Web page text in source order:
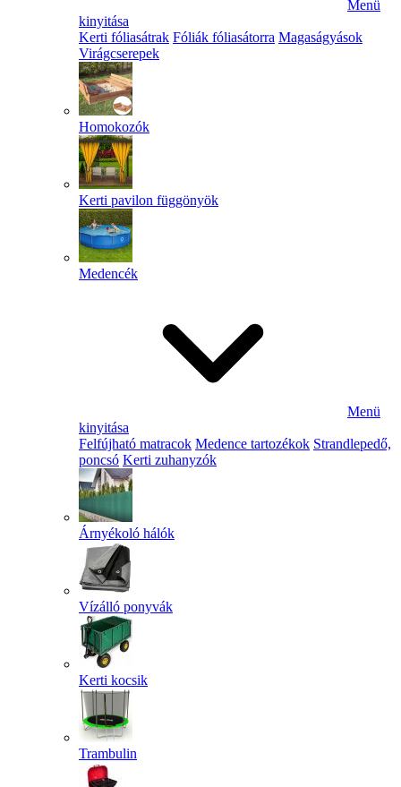
Menü
kinyitása
Kerti fóliasátrak Fóliák fóliasátorra Magaságyások
Virágcserepek
Homokozók
Kerti pavilon függönyök
Medencék
Menü
kinyitása
Felfújható matracok Medence tartozékok Strandlepedő,
poncsó Kerti zuhanyzók
Árnyékoló hálók
Vízálló ponyvák
Kerti kocsik
Trambulin